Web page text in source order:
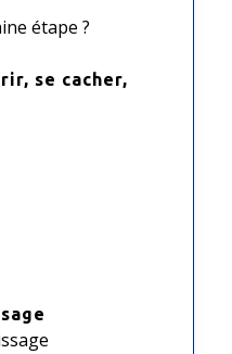
étape ?
se cacher,